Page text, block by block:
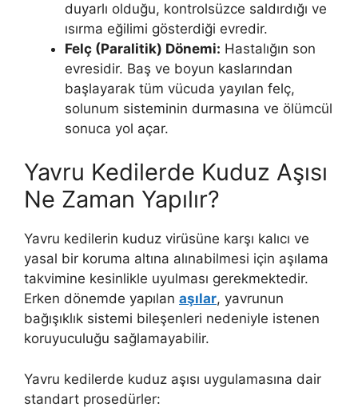
duyarlı olduğu, kontrolsüzce saldırdığı ve
ısırma eğilimi gösterdiği evredir.
Felç (Paralitik) Dönemi: Hastalığın son
evresidir. Baş ve boyun kaslarından
başlayarak tüm vücuda yayılan felç,
solunum sisteminin durmasına ve ölümcül
sonuca yol açar.
Yavru Kedilerde Kuduz Aşısı
Ne Zaman Yapılır?
Yavru kedilerin kuduz virüsüne karşı kalıcı ve
yasal bir koruma altına alınabilmesi için aşılama
takvimine kesinlikle uyulması gerekmektedir.
Erken dönemde yapılan aşılar, yavrunun
bağışıklık sistemi bileşenleri nedeniyle istenen
koruyuculuğu sağlamayabilir.
Yavru kedilerde kuduz aşısı uygulamasına dair
standart prosedürler: